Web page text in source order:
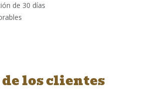
de 30 días
de los clientes